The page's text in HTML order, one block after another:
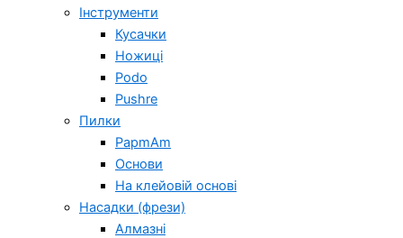
Інструменти
Кусачки
Ножиці
Podo
Pushre
Пилки
PapmAm
Основи
На клейовій основі
Насадки (фрези)
Алмазні